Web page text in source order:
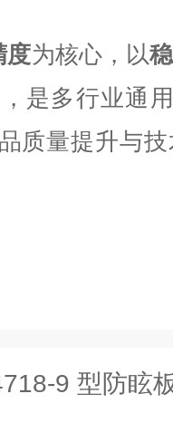
度为核心，以
是多行业通
质量提升与
9 型防眩